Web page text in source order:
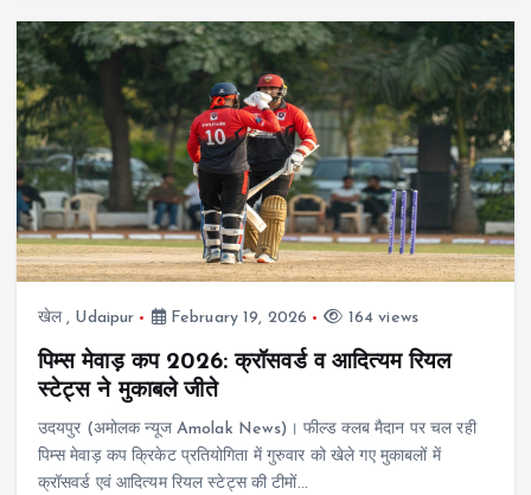
खेल, Udaipur February 19, 2026 164 views
पिम्स मेवाड़ कप 2026: क्रॉसवर्ड व आदित्यम रियल
स्टेट्स ने मुकाबले जीते
उदयपुर (अमोलक न्यूज Amolak News)। फील्ड क्लब मैदान पर चल रही
पिम्स मेवाड़ कप क्रिकेट प्रतियोगिता में गुरुवार को खेले गए मुकाबलों में
क्रॉसवर्ड एवं आदित्यम रियल स्टेट्स की टीमों…